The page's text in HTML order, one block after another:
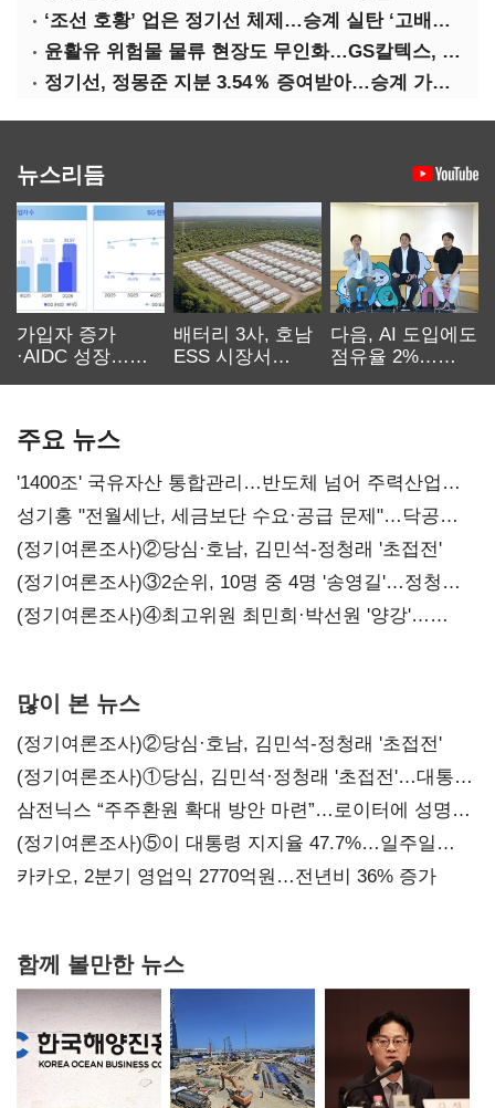
‘조선 호황’ 업은 정기선 체제…승계 실탄 ‘고배당’ 주목
윤활유 위험물 물류 현장도 무인화…GS칼텍스, 디지털 전환 가속
정기선, 정몽준 지분 3.54％ 증여받아…승계 가속화
뉴스리듬
가입자 증가
·AIDC 성장…
배터리 3사, 호남
ESS 시장서
다음, AI 도입에도
점유율 2%…
주요 뉴스
'1400조' 국유자산 통합관리…반도체 넘어 주력산업
구조혁신
성기홍 "전월세난, 세금보단 수요·공급 문제"…닥공
시사
(정기여론조사)②당심·호남, 김민석-정청래 '초접전'
(정기여론조사)③2순위, 10명 중 4명 '송영길'…정청래
'한 자릿수'
(정기여론조사)④최고위원 최민희·박선원 '양강'…
많이 본 뉴스
(정기여론조사)②당심·호남, 김민석-정청래 '초접전'
(정기여론조사)①당심, 김민석·정청래 '초접전'…대통령
지지도 '50% 아래로'(종합)
삼전닉스 “주주환원 확대 방안 마련”…로이터에 성명
보내
(정기여론조사)⑤이 대통령 지지율 47.7%…일주일
만에 다시 40%대
카카오, 2분기 영업익 2770억원…전년비 36% 증가
함께 볼만한 뉴스